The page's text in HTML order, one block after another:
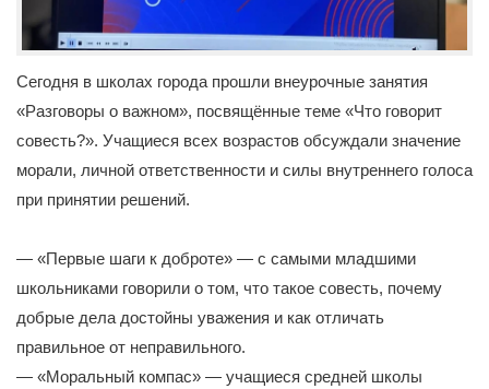
Сегодня в школах города прошли внеурочные занятия
«Разговоры о важном», посвящённые теме «Что говорит
совесть?». Учащиеся всех возрастов обсуждали значение
морали, личной ответственности и силы внутреннего голоса
при принятии решений.
— «Первые шаги к доброте» — с самыми младшими
школьниками говорили о том, что такое совесть, почему
добрые дела достойны уважения и как отличать
правильное от неправильного.
— «Моральный компас» — учащиеся средней школы